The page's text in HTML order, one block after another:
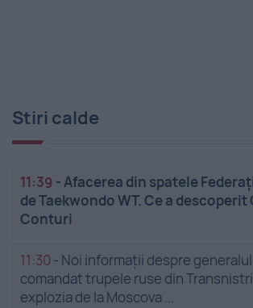
Stiri calde
11:39 -Afacerea din spatele
de Taekwondo WT. Ce a
Conturi
11:30 - Noi informații despre generalul
comandat trupele ruse din
explozia de la Moscova ...